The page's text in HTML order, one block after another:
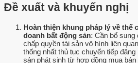
Đề xuất và khuyến nghị
Hoàn thiện khung pháp lý về thế
doanh bất động sản: Cần bổ sung
chấp quyền tài sản vô hình liên
thống nhất thủ tục chuyển tiếp
sản phát sinh từ hợp đồng mua